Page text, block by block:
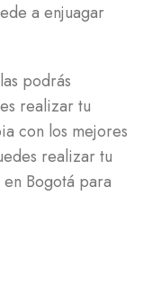
a enjuagar
podrás
realizar tu
con los mejores
realizar tu
Bogotá para